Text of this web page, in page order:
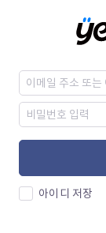
아이디 저장